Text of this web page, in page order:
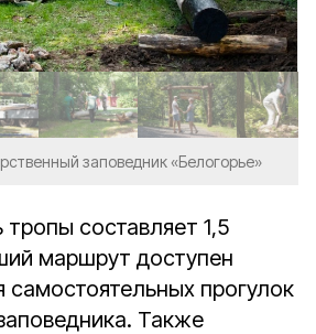
заповедник «Белогорье»
составляет 1,5
маршрут доступен
самостоятельных прогулок
Также